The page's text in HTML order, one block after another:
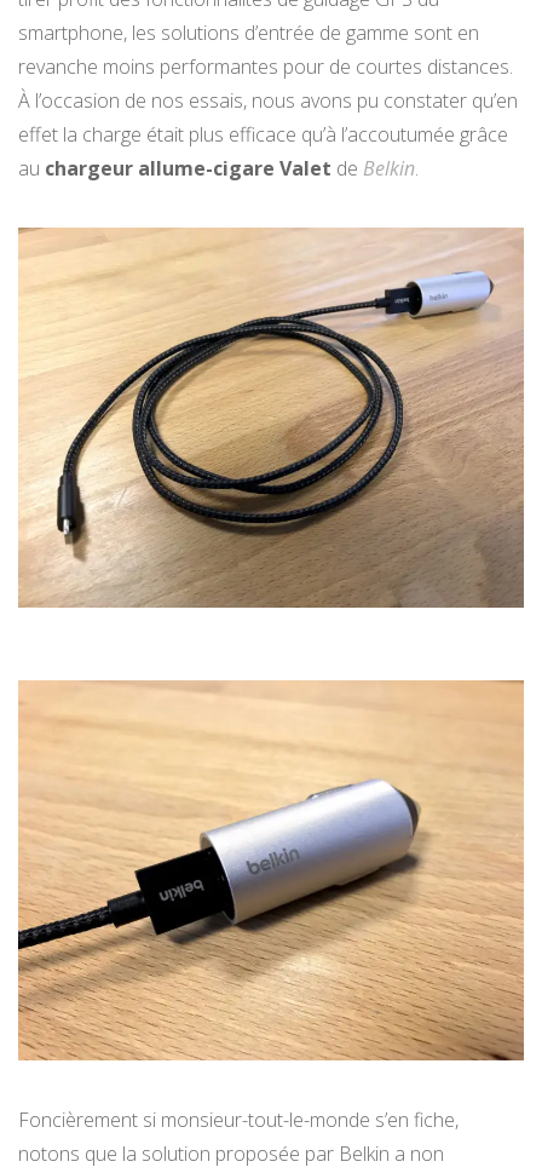
smartphone, les solutions d’entrée de gamme sont en
revanche moins performantes pour de courtes distances.
À l’occasion de nos essais, nous avons pu constater qu’en
effet la charge était plus efficace qu’à l’accoutumée grâce
au chargeur allume-cigare Valet de Belkin.
Foncièrement si monsieur-tout-le-monde s’en fiche,
notons que la solution proposée par Belkin a non